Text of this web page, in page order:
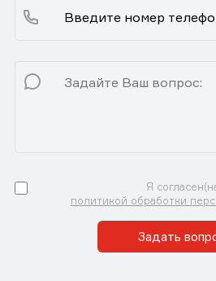
Я
политикой обработки
Задать